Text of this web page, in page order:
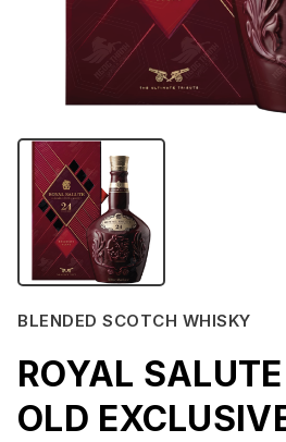
BLENDED SCOTCH WHISKY
ROYAL
OLD